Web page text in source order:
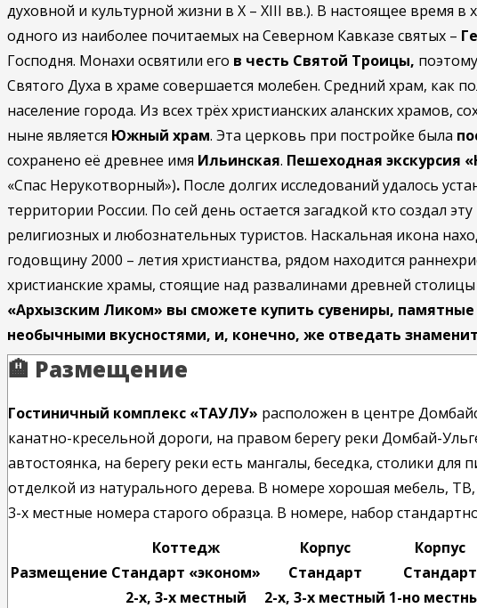
духовной и культурной жизни в X – XIII вв.). В настоящее время
одного из наиболее почитаемых на Северном Кавказе святых –
Господня. Монахи освятили его в честь Святой Троицы,
Святого Духа в храме совершается молебен. Средний храм, как
население города. Из всех трёх христианских аланских
ныне является Южный храм. Эта церковь при постройке была
сохранено её древнее имя Ильинская. Пешеходная экскурсия
«Спас Нерукотворный»). После долгих исследований удалось
территории России. По сей день остается загадкой кто создал
религиозных и любознательных туристов. Наскальная икона
годовщину 2000 – летия христианства, рядом находится
христианские храмы, стоящие над развалинами древней
«Архызским Ликом» вы сможете купить сувениры,
необычными вкусностями, и, конечно, же отведать
🏨 Размещение
Гостиничный комплекс «ТАУЛУ» расположен в центре
канатно-кресельной дороги, на правом берегу реки Домбай-
автостоянка, на берегу реки есть мангалы, беседка, столики для
отделкой из натурального дерева. В номере хорошая мебель, ТВ,
3-х местные номера старого образца. В номере, набор
Размещение
Коттедж
Стандарт «эконом»
2-х, 3-х местный
Корпус
Стандарт
2-х, 3-х местный
Корпус
Стандарт
1-но